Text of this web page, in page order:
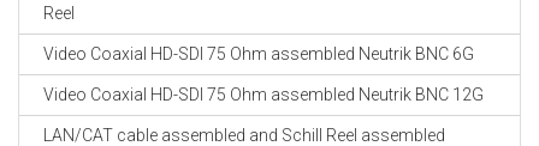
Reel
Video Coaxial HD-SDI 75 Ohm assembled Neutrik BNC 6G
Video Coaxial HD-SDI 75 Ohm assembled Neutrik BNC 12G
LAN/CAT cable assembled and Schill Reel assembled